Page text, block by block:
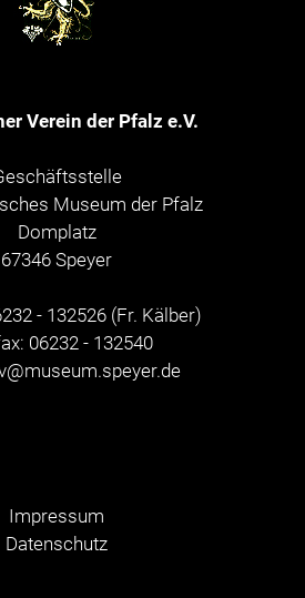
Verein der Pfalz e.V.
Museum der Pfalz
Domplatz
67346 Speyer
- 132526 (Fr. Kälber)
06232 - 132540
Impressum
Datenschutz